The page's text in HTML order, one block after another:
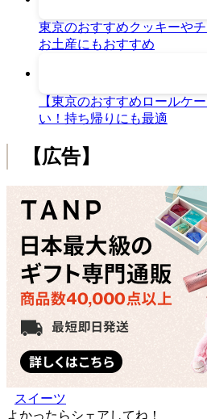
東京のおすすめクッキーや
お土産にもおすすめ
【東京のおすすめロールケ
い！持ち帰りにも最適
【広告】
スイーツ
よかったらシェアしてね！